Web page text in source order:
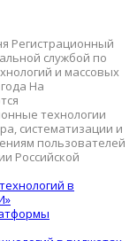
Регистрационный
службой по
и массовых
На
технологии
систематизации и
пользователей
Российской
в